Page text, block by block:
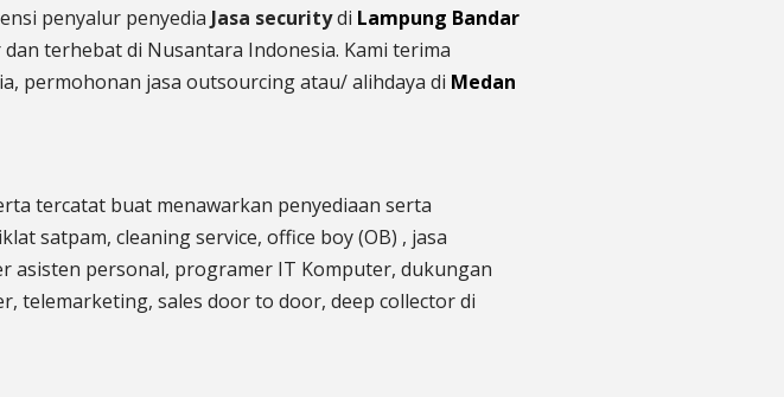
penyalur penyedia Jasa securitydi Lampung Bandar
terhebat di Nusantara Indonesia. Kami terima
permohonan jasa outsourcing atau/ alihdaya di Medan
tercatat buat menawarkan penyediaan serta
satpam, cleaning service, office boy (OB) , jasa
asisten personal, programer IT Komputer, dukungan
telemarketing, sales door to door, deep collector di